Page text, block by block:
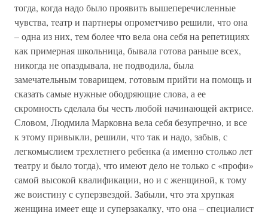
тогда, когда надо было проявить вышеперечисленные
чувства, театр и партнеры опрометчиво решили, что она
– одна из них, тем более что вела она себя на репетициях
как примерная школьница, бывала готова раньше всех,
никогда не опаздывала, не подводила, была
замечательным товарищем, готовым прийти на помощь и
сказать самые нужные ободряющие слова, а ее
скромность сделала бы честь любой начинающей актрисе.
Словом, Людмила Марковна вела себя безупречно, и все
к этому привыкли, решили, что так и надо, забыв, с
легкомыслием трехлетнего ребенка (а именно столько лет
театру и было тогда), что имеют дело не только с «профи»
самой высокой квалификации, но и с женщиной, к тому
же воистину с суперзвездой. Забыли, что эта хрупкая
женщина имеет еще и суперзакалку, что она – специалист